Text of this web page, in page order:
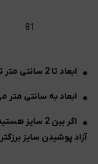
81
ابعاد تا 2 سانتی متر تلرانس دارند
ابعاد به سانتی متر
اگر بین 2
آزاد پوشیدن سایز